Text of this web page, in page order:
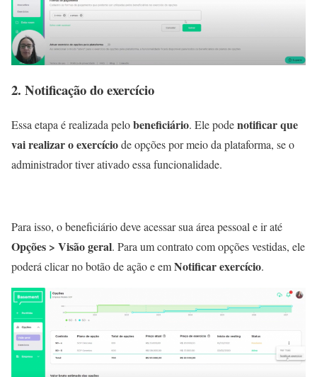
2. Notificação do exercício
Essa etapa é realizada pelobeneficiário. Ele podenotificar que
vai realizar o exercíciode opções por meio da plataforma, se o
administrador tiver ativado essa funcionalidade.
Para isso, o beneficiário deve acessar sua área pessoal e ir até
Opções > Visão geral. Para um contrato com opções vestidas, ele
poderá clicar no botão de ação e emNotificar exercício.